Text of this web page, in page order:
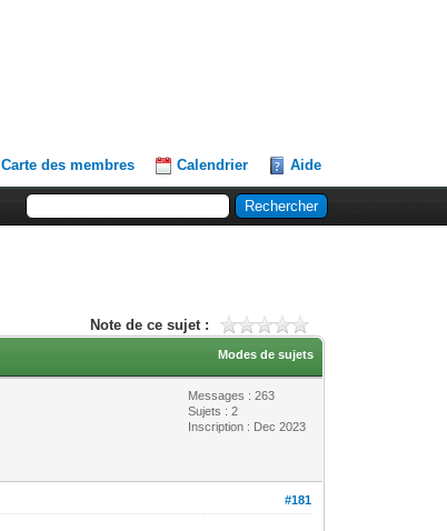
Carte des membres Calendrier Aide
Note de ce sujet :
Modes de sujets
Messages : 263
Sujets : 2
Inscription : Dec 2023
#181